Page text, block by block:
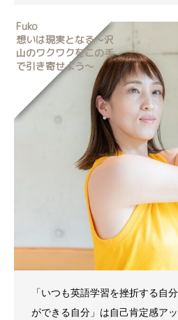
Fuko
想いは現実となる～沢
山のワクワクをこの手
で引き寄せよう～
「いつも英語学習を挫折する自
ができる自分」は自己肯定感ア